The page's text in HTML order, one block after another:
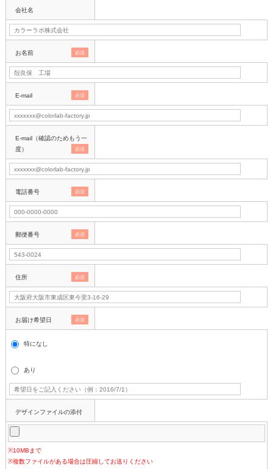
会社名
お名前 必須
E-mail 必須
E-mail（確認のためもう一
度）
必須
電話番号 必須
郵便番号 必須
住所 必須
お届け希望日 必須
特になし
あり
デザインファイルの添付
※10MBまで
※複数ファイルがある場合は圧縮してお送りください